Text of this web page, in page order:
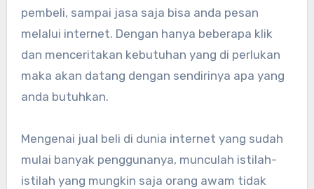
pembeli, sampai jasa saja bisa anda pesan
melalui internet. Dengan hanya beberapa klik
dan menceritakan kebutuhan yang di perlukan
maka akan datang dengan sendirinya apa yang
anda butuhkan.
Mengenai jual beli di dunia internet yang sudah
mulai banyak penggunanya, munculah istilah-
istilah yang mungkin saja orang awam tidak